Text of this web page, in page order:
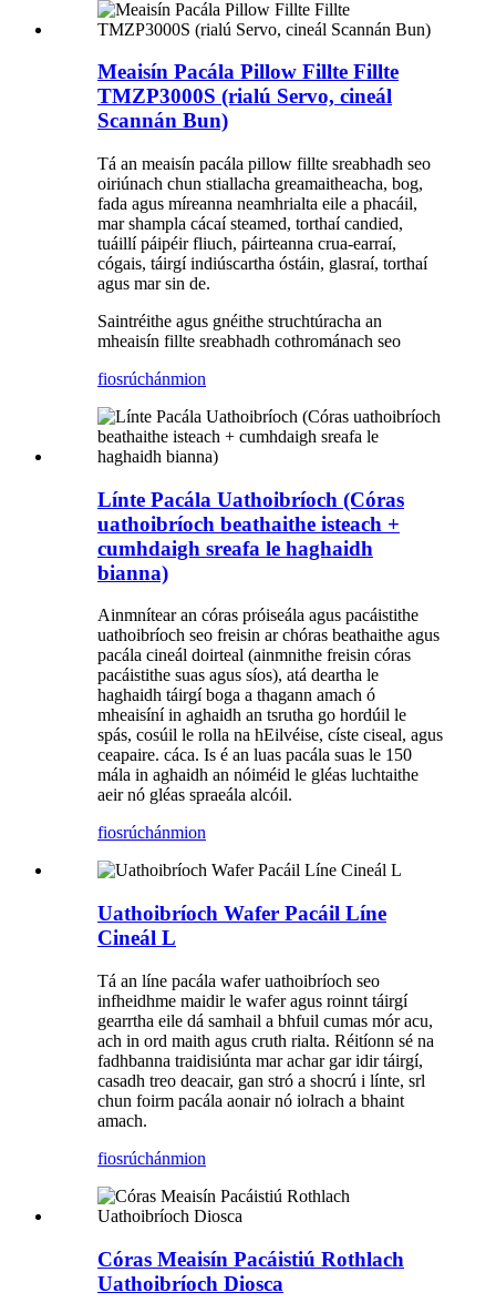
Meaisín Pacála Pillow Fillte Fillte
TMZP3000S (rialú Servo, cineál
Scannán Bun)
Tá an meaisín pacála pillow fillte sreabhadh seo
oiriúnach chun stiallacha greamaitheacha, bog,
fada agus míreanna neamhrialta eile a phacáil,
mar shampla cácaí steamed, torthaí candied,
tuáillí páipéir fliuch, páirteanna crua-earraí,
cógais, táirgí indiúscartha óstáin, glasraí, torthaí
agus mar sin de.
Saintréithe agus gnéithe struchtúracha an
mheaisín fillte sreabhadh cothrománach seo
fiosrúchánmion
Línte Pacála Uathoibríoch (Córas
uathoibríoch beathaithe isteach +
cumhdaigh sreafa le haghaidh
bianna)
Ainmnítear an córas próiseála agus pacáistithe
uathoibríoch seo freisin ar chóras beathaithe agus
pacála cineál doirteal (ainmnithe freisin córas
pacáistithe suas agus síos), atá deartha le
haghaidh táirgí boga a thagann amach ó
mheaisíní in aghaidh an tsrutha go hordúil le
spás, cosúil le rolla na hEilvéise, císte ciseal, agus
ceapaire. cáca. Is é an luas pacála suas le 150
mála in aghaidh an nóiméid le gléas luchtaithe
aeir nó gléas spraeála alcóil.
fiosrúchánmion
Uathoibríoch Wafer Pacáil Líne
Cineál L
Tá an líne pacála wafer uathoibríoch seo
infheidhme maidir le wafer agus roinnt táirgí
gearrtha eile dá samhail a bhfuil cumas mór acu,
ach in ord maith agus cruth rialta. Réitíonn sé na
fadhbanna traidisiúnta mar achar gar idir táirgí,
casadh treo deacair, gan stró a shocrú i línte, srl
chun foirm pacála aonair nó iolrach a bhaint
amach.
fiosrúchánmion
Córas Meaisín Pacáistiú Rothlach
Uathoibríoch Diosca